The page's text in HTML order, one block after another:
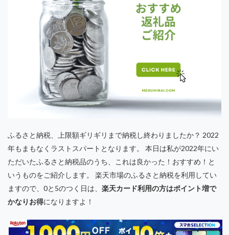
ふるさと納税、上限額ギリギリまで納税し終わりましたか？ 2022
年もまもなくラストスパートとなります。 本日は私が2022年にい
ただいたふるさと納税品のうち、これは良かった！おすすめ！と
いうものをご紹介します。 楽天市場のふるさと納税を利用してい
ますので、0と5のつく日は、 楽天カード利用の方はポイント増で
かなりお得になりますよ！